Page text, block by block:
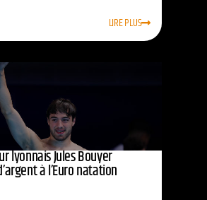
LIRE PLUS
lyonnais Jules Bouyer
à l’Euro natation